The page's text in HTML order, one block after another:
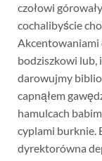
czołowi
cochalibyście
Akcentowaniami
bodziszkowi lub,
darowujmy
capnąłem
hamulcach
cyplami burknie.
dyrektorówna